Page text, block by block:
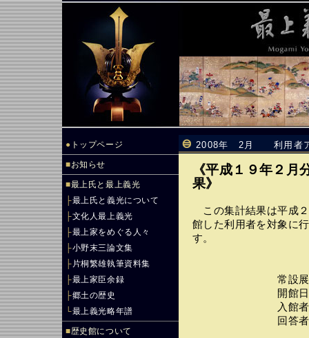
● トップページ
■お知らせ
■最上氏と最上義光
├最上氏と義光について
├文化人最上義光
├最上家をめぐる人々
├小野末三論文集
├ 片桐繁雄執筆資料集
├最上家臣余録
├郷土の歴史
└最上義光略年譜
■歴史館について
2008年 2月 利用者ア
《平成１９年２月
果》
この集計結果は平成
館した利用者を対象に
す。
常設展示 （
開館日数・・・
入館者数・・・
回答者数・・・